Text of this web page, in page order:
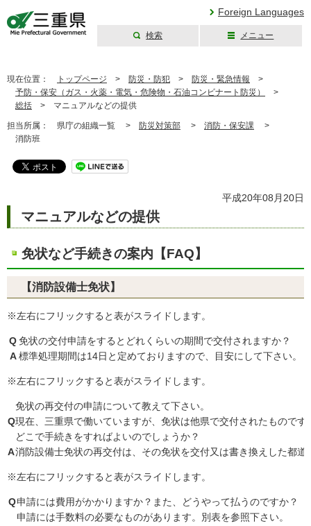
Foreign Languages
検索 メニュー
現在位置： トップページ > 防災・防犯 > 防災・緊急情報 >
予防・保安（ガス・火薬・電気・危険物・石油コンビナート防災）
>
総括 > マニュアルなどの提供
担当所属： 県庁の組織一覧 > 防災対策部 > 消防・保安課 >
消防班
平成20年08月20日
マニュアルなどの提供
免状など手続きの案内【FAQ】
【消防設備士免状】
※左右にフリックすると表がスライドします。
Q免状の交付申請をするとどれくらいの期間で交付されますか？
A 標準処理期間は14日と定めておりますので、目安にして下さい。
※左右にフリックすると表がスライドします。
Q
免状の再交付の申請について教えて下さい。
現在、三重県で働いていますが、免状は他県で交付されたものです
どこで手続きをすればよいのでしょうか？
A消防設備士免状の再交付は、その免状を交付又は書き換えした都
※左右にフリックすると表がスライドします。
Q申請には費用がかかりますか？また、どうやって払うのですか？
申請には手数料の必要なものがあります。別表を参照下さい。